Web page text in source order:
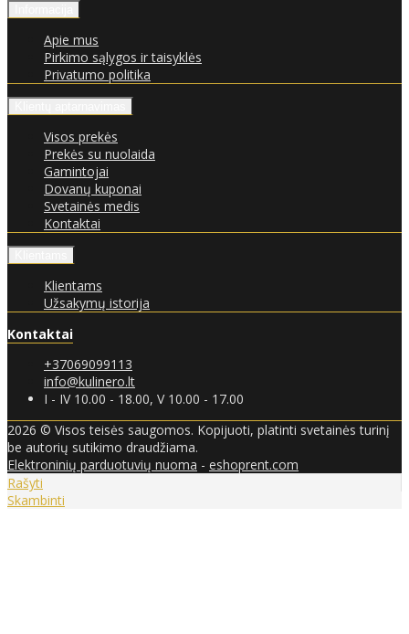
Apie mus
Pirkimo sąlygos ir taisyklės
Privatumo politika
Visos prekės
Prekės su nuolaida
Gamintojai
Dovanų kuponai
Svetainės medis
Kontaktai
Klientams
Užsakymų istorija
Kontaktai
+37069099113
info@kulinero.lt
I - IV 10.00 - 18.00, V 10.00 - 17.00
2026 © Visos teisės saugomos. Kopijuoti, platinti svetainės turinį
be autorių sutikimo draudžiama.
Elektroninių parduotuvių nuoma - eshoprent.com
Rašyti
Skambinti